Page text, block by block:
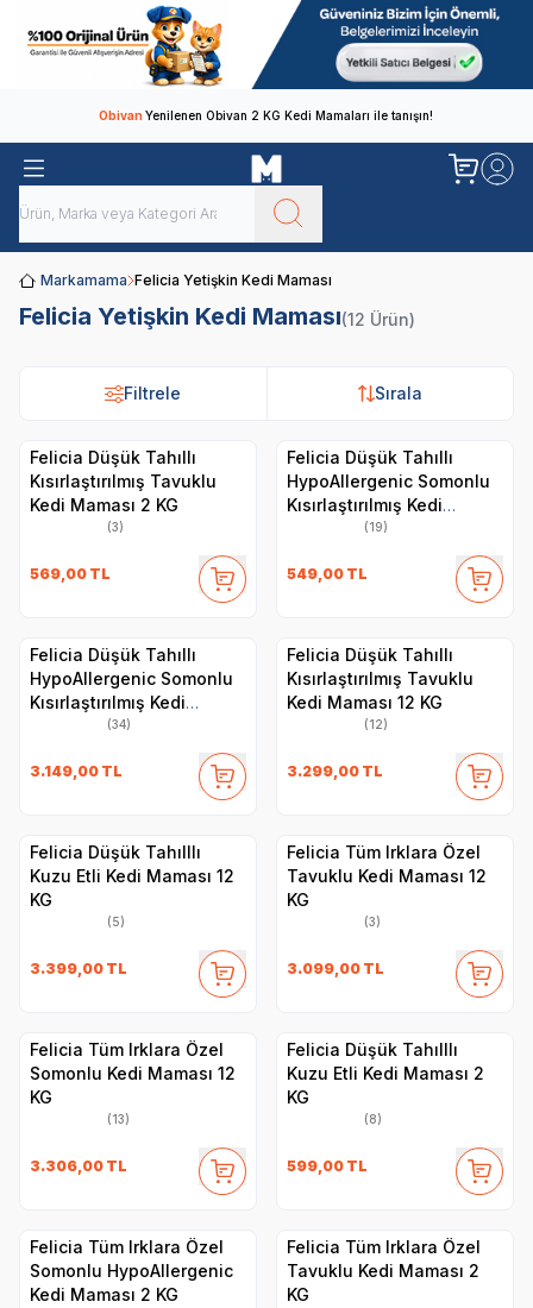
ObivanYenilenen Obivan 2 KG Kedi Mamaları ile tanışın!
Markamama Felicia Yetişkin Kedi Maması
Felicia Yetişkin Kedi Maması(12 Ürün)
Filtrele Sırala
Felicia Düşük Tahıllı
Kısırlaştırılmış Tavuklu
Kedi Maması 2 KG
(3)
569,00 TL
Felicia Düşük Tahıllı
HypoAllergenic Somonlu
Kısırlaştırılmış Kedi
Maması 2 KG
(19)
549,00 TL
Felicia Düşük Tahıllı
HypoAllergenic Somonlu
Kısırlaştırılmış Kedi
Maması 12 KG
(34)
3.149,00 TL
Felicia Düşük Tahıllı
Kısırlaştırılmış Tavuklu
Kedi Maması 12 KG
(12)
3.299,00 TL
Felicia Düşük Tahılllı
Kuzu Etli Kedi Maması 12
KG
(5)
3.399,00 TL
Felicia Tüm Irklara Özel
Tavuklu Kedi Maması 12
KG
(3)
3.099,00 TL
Felicia Tüm Irklara Özel
Somonlu Kedi Maması 12
KG
(13)
3.306,00 TL
Felicia Düşük Tahılllı
Kuzu Etli Kedi Maması 2
KG
(8)
599,00 TL
Felicia Tüm Irklara Özel
Somonlu HypoAllergenic
Kedi Maması 2 KG
Felicia Tüm Irklara Özel
Tavuklu Kedi Maması 2
KG